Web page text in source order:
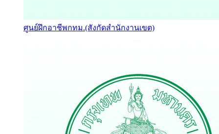
ศูนย์ฝึกอาชีพกทม.(สังกัดสำนักงานเขต)